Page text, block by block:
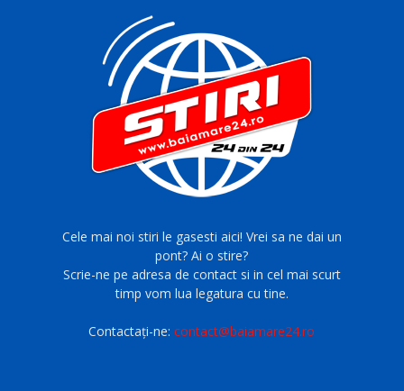
Cele mai noi stiri le gasesti aici! Vrei sa ne dai un
pont? Ai o stire?
Scrie-ne pe adresa de contact si in cel mai scurt
timp vom lua legatura cu tine.
Contactați-ne:contact@baiamare24.ro